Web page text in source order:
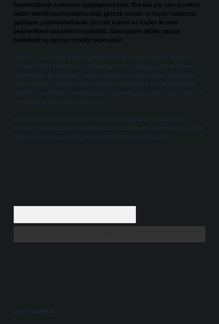
hazırladığımız makaleler paylaşılmaktadır. Burada yer alan içerikler
haber niteliği taşımamakta olup, gerçek kurum ve kişiler hakkında
paylaşım yapılmamaktadır. Gerçek kurum ve kişiler ile isim
benzerlikleri tamamen tesadüfidir. Sitemizdeki bilgiler taslak
halindedir ve tavsiye niteliği taşımazlar.
Sitemiz, 5651 Sayılı Kanun gereğince Bilgi Teknolojileri ve İletişim
Kurumu (BTK) tarafından onaylanmış bir Yer Sağlayıcı olarak hizmet
vermektedir. Bu nedenle, sitedeki içerikleri proaktif olarak denetleme
veya araştırma yükümlülüğümüz bulunmamaktadır. Ancak, üyelerimiz
yazdıkları içeriklerin sorumluluğunu taşımakta olup, siteye üye olarak bu
sorumluluğu kabul etmiş sayılırlar.
Hukuka ve yasal düzenlemelere aykırı olduğunu düşündüğünüz
içerikleri,
backlinkpanelicomtr@gmail.com adresine bildirmeniz halinde,
ilgili içerikler yasal süre içerisinde sitemizden kaldırılacaktır.
Son Yorumlar